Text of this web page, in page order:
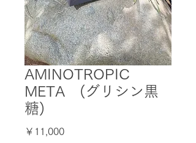
AMINOTROPIC
META (グリシン黒
糖)
￥11,000価